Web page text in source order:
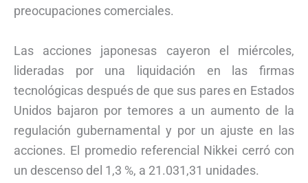
preocupaciones comerciales.
Las acciones japonesas cayeron el miércoles,
lideradas por una liquidación en las firmas
tecnológicas después de que sus pares en Estados
Unidos bajaron por temores a un aumento de la
regulación gubernamental y por un ajuste en las
acciones. El promedio referencial Nikkei cerró con
un descenso del 1,3 %, a 21.031,31 unidades.